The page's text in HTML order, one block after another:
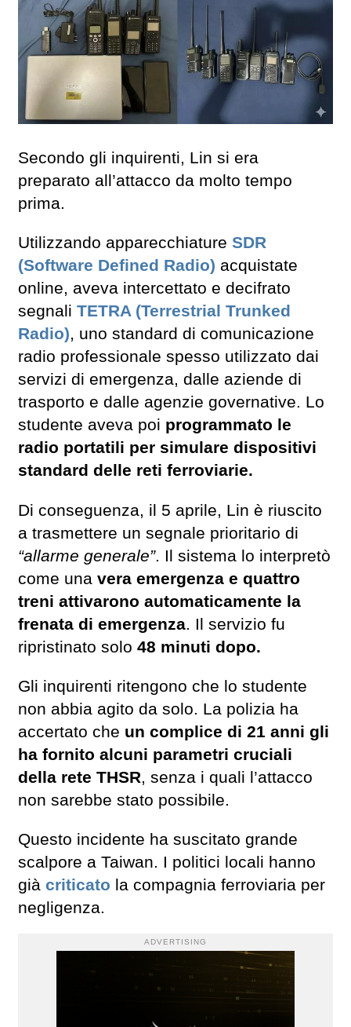
Secondo gli inquirenti, Lin si era
preparato all’attacco da molto tempo
prima.
Utilizzando apparecchiature SDR
(Software Defined Radio) acquistate
online, aveva intercettato e decifrato
segnali TETRA (Terrestrial Trunked
Radio), uno standard di comunicazione
radio professionale spesso utilizzato dai
servizi di emergenza, dalle aziende di
trasporto e dalle agenzie governative. Lo
studente aveva poi programmato le
radio portatili per simulare dispositivi
standard delle reti ferroviarie.
Di conseguenza, il 5 aprile, Lin è riuscito
a trasmettere un segnale prioritario di
“allarme generale”. Il sistema lo interpretò
come una vera emergenza e quattro
treni attivarono automaticamente la
frenata di emergenza. Il servizio fu
ripristinato solo 48 minuti dopo.
Gli inquirenti ritengono che lo studente
non abbia agito da solo. La polizia ha
accertato che un complice di 21 anni gli
ha fornito alcuni parametri cruciali
della rete THSR, senza i quali l’attacco
non sarebbe stato possibile.
Questo incidente ha suscitato grande
scalpore a Taiwan. I politici locali hanno
già criticato la compagnia ferroviaria per
negligenza.
ADVERTISING